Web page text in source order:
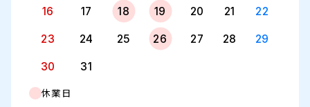
16 17 18 19 20 21 22
23 24 25 26 27 28 29
30 31
休業日